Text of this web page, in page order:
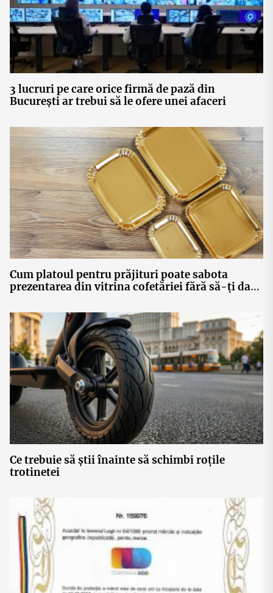
3 lucruri pe care orice firmă de pază din
București ar trebui să le ofere unei afaceri
Cum platoul pentru prăjituri poate sabota
prezentarea din vitrina cofetăriei fără să-ți dai
Ce trebuie să știi înainte să schimbi roțile
trotinetei